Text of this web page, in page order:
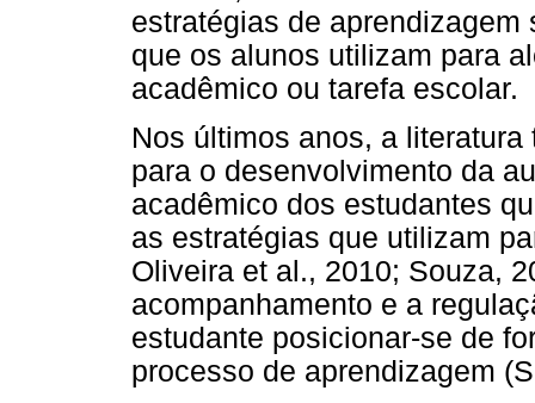
estratégias de
que os alunos utilizam para
acadêmico ou tarefa escolar.
Nos últimos anos, a
para o desenvolvimento da
acadêmico dos estudantes
as estratégias que utilizam
Oliveira et al., 2010; Souza,
acompanhamento e a
estudante posicionar-se de
processo de aprendizagem